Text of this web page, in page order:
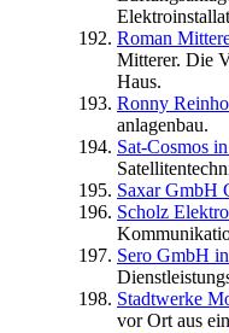
Roman
Mitterer. Die
Haus.
Ronny
anlagenbau.
Sat-Cosmos
Saxar GmbH
Scholz
Sero GmbH
Stadtwerke
vor Ort aus